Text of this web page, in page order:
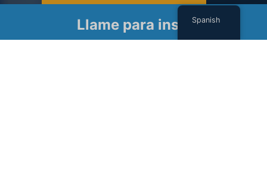
Spanish
Llame para inscribirse